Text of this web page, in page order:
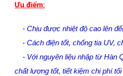
Ưu điểm:
- Chịu được nhiệt độ cao lên
- Cách điện tốt, chống tia UV,
- Với nguyên liệu nhập từ Hàn
chất lượng tốt, tiết kiệm chi phí tối